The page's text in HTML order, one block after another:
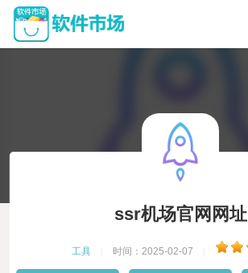
ssr机场官网网址
工具 时间：2025-02-07